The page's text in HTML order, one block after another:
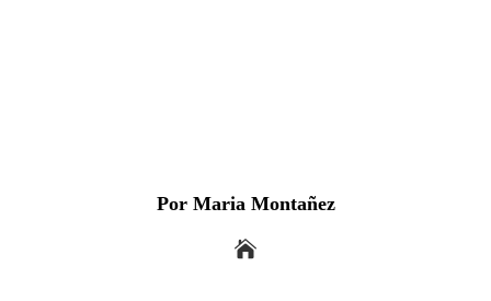
Por Maria Montañez